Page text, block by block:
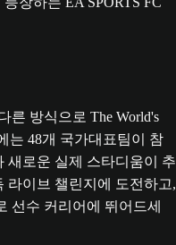
른 방식으로 The World's
는 48개 국가대표팀이 참
새로운 실제 스타디움이 추
라이브 챌린지에 도전하고,
선수 커리어에 뛰어드세